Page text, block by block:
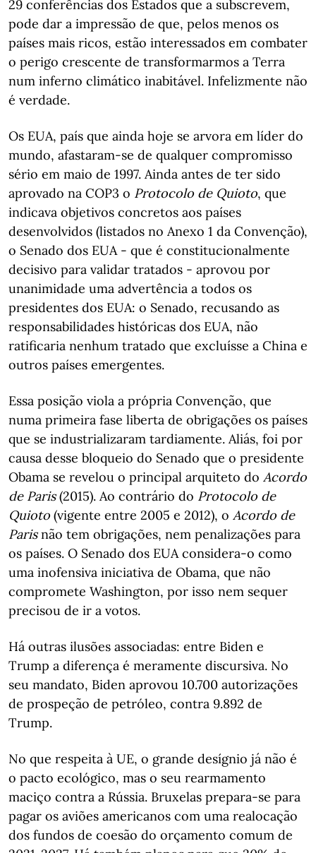
29 conferências dos Estados que a subscrevem,
pode dar a impressão de que, pelos menos os
países mais ricos, estão interessados em combater
o perigo crescente de transformarmos a Terra
num inferno climático inabitável. Infelizmente não
é verdade.
Os EUA, país que ainda hoje se arvora em líder do
mundo, afastaram-se de qualquer compromisso
sério em maio de 1997. Ainda antes de ter sido
aprovado na COP3 o Protocolo de Quioto, que
indicava objetivos concretos aos países
desenvolvidos (listados no Anexo 1 da Convenção),
o Senado dos EUA - que é constitucionalmente
decisivo para validar tratados - aprovou por
unanimidade uma advertência a todos os
presidentes dos EUA: o Senado, recusando as
responsabilidades históricas dos EUA, não
ratificaria nenhum tratado que excluísse a China e
outros países emergentes.
Essa posição viola a própria Convenção, que
numa primeira fase liberta de obrigações os países
que se industrializaram tardiamente. Aliás, foi por
causa desse bloqueio do Senado que o presidente
Obama se revelou o principal arquiteto do Acordo
de Paris(2015). Ao contrário do Protocolo de
Quioto (vigente entre 2005 e 2012), o Acordo de
Parisnão tem obrigações, nem penalizações para
os países. O Senado dos EUA considera-o como
uma inofensiva iniciativa de Obama, que não
compromete Washington, por isso nem sequer
precisou de ir a votos.
Há outras ilusões associadas: entre Biden e
Trump a diferença é meramente discursiva. No
seu mandato, Biden aprovou 10.700 autorizações
de prospeção de petróleo, contra 9.892 de
Trump.
No que respeita à UE, o grande desígnio já não é
o pacto ecológico, mas o seu rearmamento
maciço contra a Rússia. Bruxelas prepara-se para
pagar os aviões americanos com uma realocação
dos fundos de coesão do orçamento comum de